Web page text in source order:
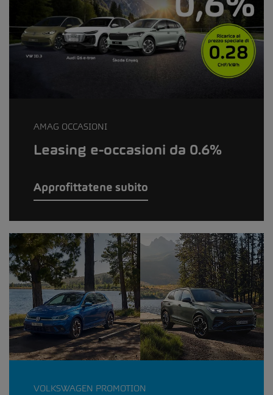
AMAG OCCASIONI
Leasing e-occasioni da 0.6%
Approfittatene subito
VOLKSWAGEN PROMOTION